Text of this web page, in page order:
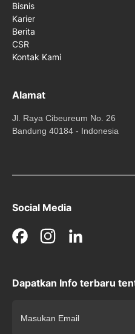
Bisnis
Karier
Berita
CSR
Kontak Kami
Alamat
Jl. Raya Cibeureum No. 26
Bandung 40184 - Indonesia
Social Media
FacebookInstagram
Dapatkan Info terbaru